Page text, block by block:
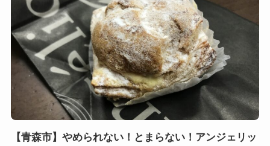
【青森市】やめられない！とまらない！アンジェリッ